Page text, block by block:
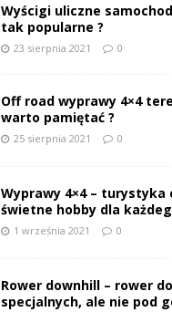
Wyścigi uliczne
tak popularne ?
23 sierpnia 2021 0
Off road wyprawy 4×4
warto pamiętać ?
25 sierpnia 2021 0
Wyprawy 4×4 – turystyka
świetne hobby dla
1 września 2021 0
Rower downhill – rower
specjalnych, ale nie pod